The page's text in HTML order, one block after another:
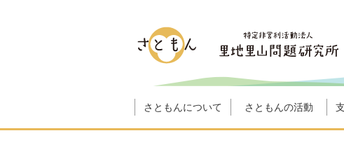
さともんについて さともんの活動